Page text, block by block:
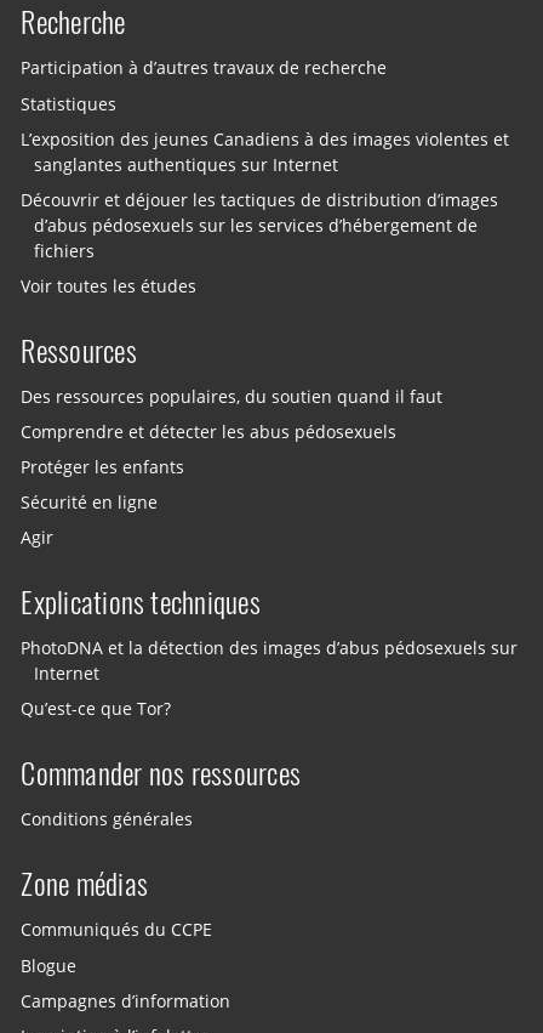
Recherche
Participation à d’autres travaux de recherche
Statistiques
L’exposition des jeunes Canadiens à des images violentes et
sanglantes authentiques sur Internet
Découvrir et déjouer les tactiques de distribution d’images
d’abus pédosexuels sur les services d’hébergement de
fichiers
Voir toutes les études
Ressources
Des ressources populaires, du soutien quand il faut
Comprendre et détecter les abus pédosexuels
Protéger les enfants
Sécurité en ligne
Agir
Explications techniques
PhotoDNA et la détection des images d’abus pédosexuels sur
Internet
Qu’est-ce que Tor?
Commander nos ressources
Conditions générales
Zone médias
Communiqués du CCPE
Blogue
Campagnes d’information